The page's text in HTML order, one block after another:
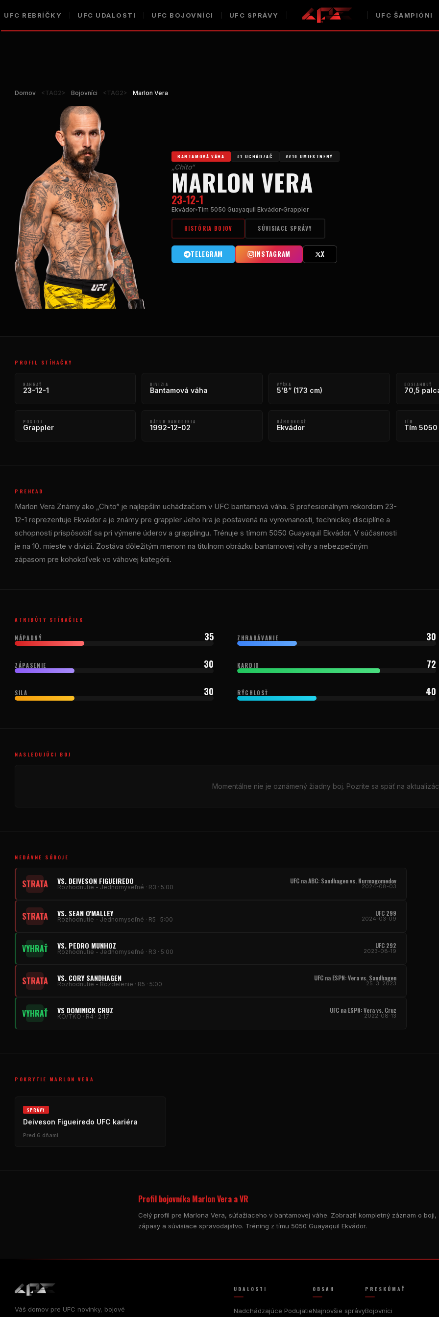
UFC REBRÍČKY UFC UDALOSTI UFC BOJOVNÍCI UFC SPRÁVY UFC ŠAMPIÓNI
Domov <TAG2> Bojovníci <TAG2> Marlon Vera
BANTAMOVÁ VÁHA #1 UCHÁDZAČ ##10 UMIESTNENÝ
„Chito“
MARLON VERA
23-12-1
Ekvádor Tím 5050 Guayaquil Ekvádor Grappler
HISTÓRIA BOJOV SÚVISIACE SPRÁVY
TELEGRAM INSTAGRAM X
PROFIL STÍHAČKY
NAHRAŤ
23-12-1
DIVÍZIA
Bantamová váha
VÝŠKA
5'8“ (173 cm)
DOSIAHNUŤ
70,5
POSTOJ
Grappler
DÁTUM NARODENIA
1992-12-02
NÁRODNOSŤ
Ekvádor
TÍM
Tím 5050
PREHĽAD
Marlon Vera Známy ako „Chito“ je najlepším uchádzačom v UFC bantamová váha. S profesionálnym rekordom 23-
12-1 reprezentuje Ekvádor a je známy pre grappler Jeho hra je postavená na vyrovnanosti, technickej disciplíne a
schopnosti prispôsobiť sa pri výmene úderov a grapplingu. Trénuje s tímom 5050 Guayaquil Ekvádor. V súčasnosti
je na 10. mieste v divízii. Zostáva dôležitým menom na titulnom obrázku bantamovej váhy a nebezpečným
zápasom pre kohokoľvek vo váhovej kategórii.
ATRIBÚTY STÍHAČIEK
NÁPADNÝ 35 ZHRABÁVANIE 30
ZÁPASENIE 30 KARDIO 72
SILA 30 RÝCHLOSŤ 40
NASLEDUJÚCI BOJ
Momentálne nie je oznámený žiadny boj. Pozrite sa späť na
NEDÁVNE SÚBOJE
STRATA VS. DEIVESON FIGUEIREDO
Rozhodnutie - Jednomyseľné · R3 · 5:00
UFC na ABC: Sandhagen vs. Nurmagomedov
2024-08-03
STRATA VS. SEAN O'MALLEY
Rozhodnutie - Jednomyseľné · R5 · 5:00
UFC 299
2024-03-09
VYHRAŤ VS. PEDRO MUNHOZ
Rozhodnutie - Jednomyseľné · R3 · 5:00
UFC 292
2023-08-19
STRATA VS. CORY SANDHAGEN
Rozhodnutie - Rozdelenie · R5 · 5:00
UFC na ESPN: Vera vs. Sandhagen
25. 3. 2023
VYHRAŤ VS DOMINICK CRUZ
KO/TKO · R4 · 2:17
UFC na ESPN: Vera vs. Cruz
2022-08-13
POKRYTIE MARLON VERA
SPRÁVY
Deiveson Figueiredo UFC kariéra
Pred 6 dňami
Profil bojovníka Marlon Vera a VR
Celý profil pre Marlona Vera, súťažiaceho v bantamovej váhe. Zobraziť kompletný záznam o
zápasy a súvisiace spravodajstvo. Tréning z tímu 5050 Guayaquil Ekvádor.
Váš domov pre UFC novinky, bojové
UDALOSTI
Nadchádzajúce Podujatie
OBSAH
Najnovšie správy
PRESKÚMAŤ
Bojovníci